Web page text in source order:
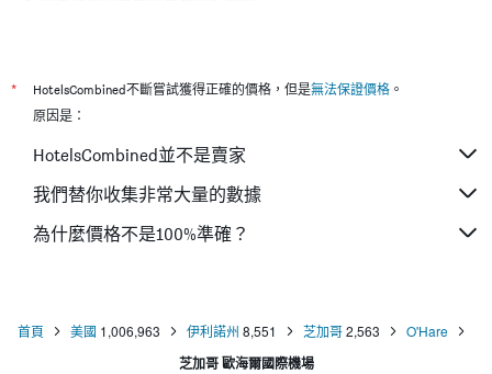
芝加哥市中心希爾頓恆庭旅館&套房酒店
芝加哥市中心華麗一英里 - 醫療索內斯塔 ES 套房飯店
費爾菲爾德酒店及套房芝加哥市區/壯麗大道
漢普頓酒店芝加哥市區/壯麗大道
城市套房酒店
* HotelsCombined不斷嘗試獲得正確的價格，但是無法保證價格 。
原因是：
HotelsCombined並不是賣家
我們替你收集非常大量的數據
為什麼價格不是100%準確？
首頁 美國 1,006,963 伊利諾州 8,551 芝加哥2,563 O'Hare
芝加哥 歐海爾國際機場